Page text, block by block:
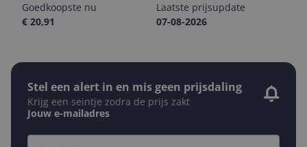
Goedkoopste nu
€ 20,91
Laatste prijsupdate
07-08-2026
Stel een alert in en mis geen prijsdaling
Krijg een seintje zodra de prijs zakt
Jouw e-mailadres